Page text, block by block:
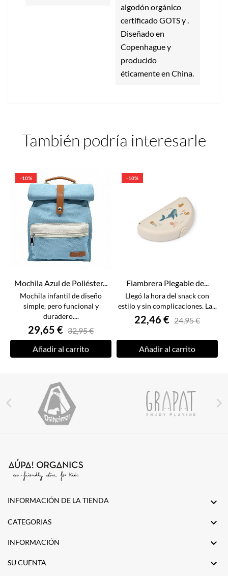
algodón orgánico
certificado GOTS y .
Diseñado en
Copenhague y
producido
éticamente en China.
También podría interesarle
-10%
Mochila Azul de Poliéster...
Mochila infantil de diseño
simple, pero funcional y
duradero....
29,65 € 32,95 €
Añadir al carrito
-10%
Fiambrera Plegable de...
Llegó la hora del snack con
estilo y sin complicaciones. La...
22,46 € 24,95 €
Añadir al carrito
 
INFORMACIÓN DE LA TIENDA 
CATEGORIAS 
INFORMACIÓN 
SU CUENTA 